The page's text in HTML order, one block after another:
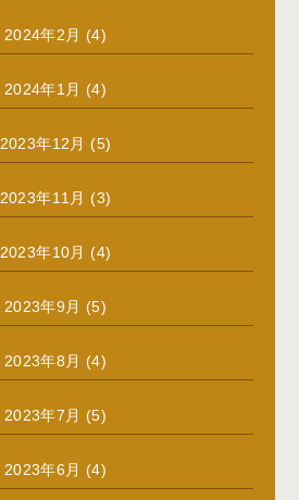
2024年2月 (4)
2024年1月 (4)
2023年12月 (5)
2023年11月 (3)
2023年10月 (4)
2023年9月 (5)
2023年8月 (4)
2023年7月 (5)
2023年6月 (4)